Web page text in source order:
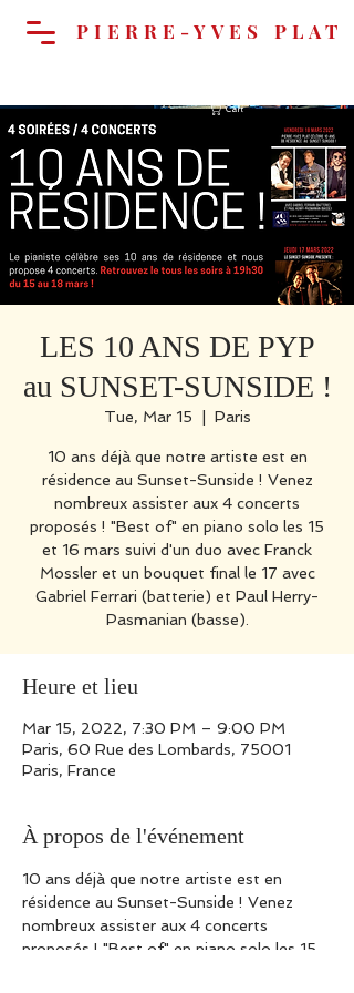
Cart
PIERRE-YVES PLAT
LES 10 ANS DE PYP
au SUNSET-SUNSIDE !
Tue, Mar 15 Paris
10 ans déjà que notre artiste est en
résidence au Sunset-Sunside ! Venez
nombreux assister aux 4 concerts
proposés ! "Best of" en piano solo les 15
et 16 mars suivi d'un duo avec Franck
Mossler et un bouquet final le 17 avec
Gabriel Ferrari (batterie) et Paul Herry-
Pasmanian (basse).
Heure et lieu
Mar 15, 2022, 7:30 PM – 9:00 PM
Paris, 60 Rue des Lombards, 75001
Paris, France
À propos de l'événement
10 ans déjà que notre artiste est en
résidence au Sunset-Sunside ! Venez
nombreux assister aux 4 concerts
proposés ! "Best of" en piano solo les 15